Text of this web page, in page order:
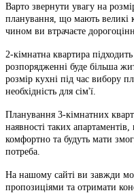
Варто звернути увагу на
планування, що мають великі
чином ви втрачаєте
2-кімнатна квартира
розпорядженні буде більша
розмір кухні під час вибору
необхідність для сім'ї.
Планування 3-кімнатних
наявності таких
комфортно та будуть мати
потреба.
На нашому сайті ви завжди
пропозиціями та отримати